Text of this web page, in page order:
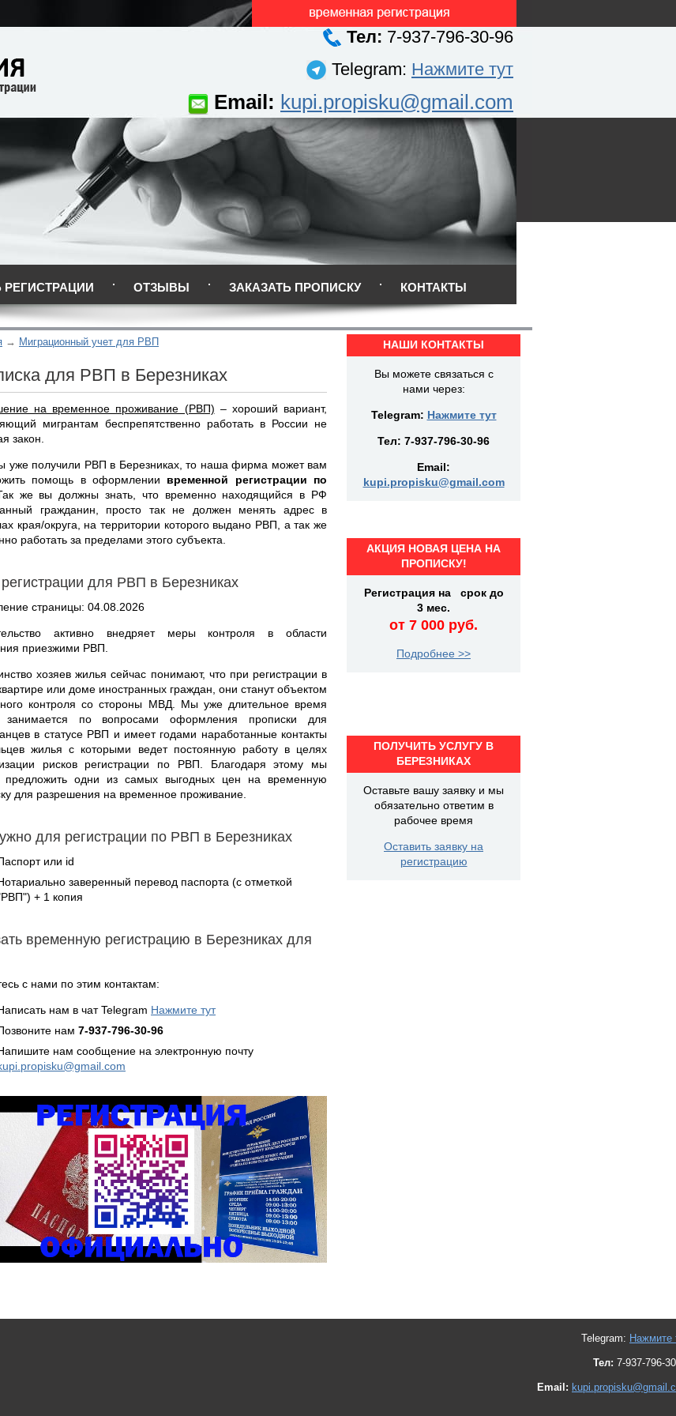
Тел: 7-937-796-30-96
Telegram: Нажмите тут
Email: kupi.propisku@gmail.com
ОТЗЫВЫ ЗАКАЗАТЬ ПРОПИСКУ КОНТАКТЫ
Миграционный учет для РВП
для РВП в Березниках
на временное проживание (РВП) – хороший вариант,
мигрантам беспрепятственно работать в России не
закон.
уже получили РВП в Березниках, то наша фирма может вам
помощь в оформлении временной регистрации по
же вы должны знать, что временно находящийся в РФ
гражданин, просто так не должен менять адрес в
края/округа, на территории которого выдано РВП, а так же
работать за пределами этого субъекта.
для РВП в Березниках
страницы: 04.08.2026
активно внедряет меры контроля в области
приезжими РВП.
хозяев жилья сейчас понимают, что при регистрации в
или доме иностранных граждан, они станут объектом
контроля со стороны МВД. Мы уже длительное время
занимается по вопросами оформления прописки для
в статусе РВП и имеет годами наработанные контакты
жилья с которыми ведет постоянную работу в целях
рисков регистрации по РВП. Благодаря этому мы
предложить одни из самых выгодных цен на временную
для разрешения на временное проживание.
для регистрации по РВП в Березниках
или id
заверенный перевод паспорта (с отметкой
+ 1 копия
временную регистрацию в Березниках для
с нами по этим контактам:
нам в чат Telegram Нажмите тут
нам 7-937-796-30-96
нам сообщение на электронную почту
НАШИ КОНТАКТЫ
Вы можете связаться с
нами через:
Telegram: Нажмите тут
Тел: 7-937-796-30-96
Email:
kupi.propisku@gmail.com
АКЦИЯ НОВАЯ ЦЕНА НА
ПРОПИСКУ!
Регистрация на срок до
3 мес.
от 7 000 руб.
Подробнее >>
ПОЛУЧИТЬ УСЛУГУ В
БЕРЕЗНИКАХ
Оставьте вашу заявку и мы
обязательно ответим в
рабочее время
Оставить заявку на
регистрацию
Telegram: Нажмите
Тел: 7-937-796-
Email: